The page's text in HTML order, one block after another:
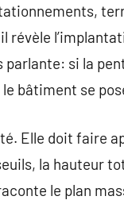
révèle
si la
bâtiment se
Elle doit faire
la hauteur
le plan